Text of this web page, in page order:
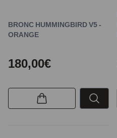
BRONC HUMMINGBIRD V5 -
ORANGE
180,00€